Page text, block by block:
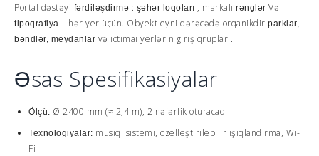
Portal dəstəyi fərdiləşdirmə : şəhər loqoları , markalı rənglər Və
tipoqrafiya – hər yer üçün. Obyekt eyni dərəcədə orqanikdir parklar,
bəndlər, meydanlar və ictimai yerlərin giriş qrupları.
Əsas Spesifikasiyalar
Ölçü: Ø 2400 mm (≈ 2,4 m), 2 nəfərlik oturacaq
Texnologiyalar: musiqi sistemi, özelleştirilebilir işıqlandırma, Wi-
Fi